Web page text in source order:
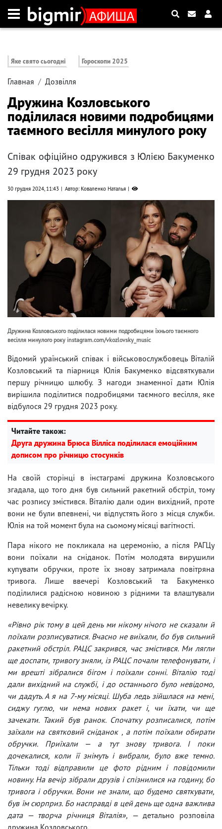
Яке свято сьогодні Гороскопи 2025
Главная Дозвілля
Дружина Козловського
поділилася новими подробицями
таємного весілля минулого року
Співак офіційно одружився з Юлією Бакуменко
29 грудня 2023 року
30 грудня 2024, 11:43 Автор: Коваленко Наталья
Дружина Козловського поділилася новими подробицями їхнього таємного
весілля минулого року instagram.com/vkozlovsky_music
Відомий ураїнський співак і військовослужбовець Віталій
Козловський та піарниця Юлія Бакуменко відсвяткували
першу річницю шлюбу. З нагоди знаменної дати Юлія
вирішила поділитися подробицями таємного весілля, яке
відбулося 29 грудня 2023 року.
Читайте також:
Друга дружина Брюса Вілліса поділилася емоційним
дописом про річницю стосунків
На своїй сторінці в інстаграмі дружина Козловського
згадала, що того дня був сильний ракетний обстріл, тому
час розпису змістився. Віталію дали один вихідний, проте
вони не були впевнені, чи відпустять його з місця служби.
Юлія на той момент була на сьомому місяці вагітності.
Пара нікого не покликала на церемонію, а після РАГЦу
вони поїхали на сніданок. Потім молодята вирушили
купувати обручки, проте їх знову затримала повітряна
тривога. Лише ввечері Козловський та Бакуменко
поділилися радісною новиною з рідними та влаштували
невелику вечірку.
«Рівно рік тому в цей день ми нікому нічого не сказали й
поїхали розписуватися. Вчасно не виїхали, бо був сильний
ракетний обстріл. РАЦС закрився, час змістився. Ми лягли
ще доспати, тривогу зняли, із РАЦС почали телефонувати, і
ми врешті зібралися бігом і поїхали сонні. Віталію тоді
дали вихідний на службі, і до останнього було невідомо,
чи дадуть. А я на 7-му місяці. Шуба ледь зійшлася на мені,
сиджу гуглю, чи нема нових ракет і, чи їхати, чи ще
зачекати. Такий був ранок. Спочатку розписалися, потім
заїхали на святковий сніданок , а потім поїхали обирати
обручки. Приїхали — а тут знову тривога. І поки
дочекалися, коли її знімуть і вибрали, було вже темно.
Тільки тоді відправили це фото рідним і повідомили
новину. На вечір зібрали друзів і спізнилися на годину, бо
тривога і обручки. Вони не знали, що будемо святкувати,
був їм сюрприз. Бо насправді в цей день ще одна важлива
дата — творча річниця Віталія», — детально розповіла
дружина Козловського.